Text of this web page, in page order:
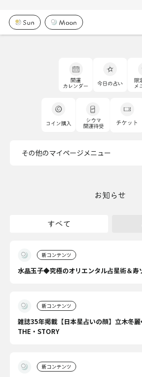
その他のマイページメニュー
お知らせ
すべて
新コンテンツ
水晶玉子◆究極のオリエンタル占星術＆寿
新コンテンツ
雑誌35年掲載【日本星占いの顔】立木冬
THE・STORY
新コンテンツ